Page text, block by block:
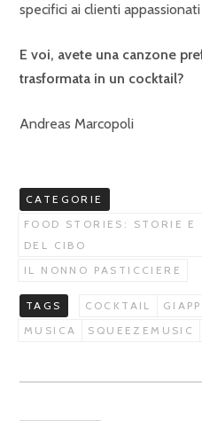
specifici ai clienti
E voi, avete una canzone
trasformata in un cocktail?
Andreas Marcopoli
CATEGORIE
FOOD STORIES: STORIE
DEL CIBO
IL NONNO PASTICCIERE
TAGS COCKTAIL
MUSICA
SQUEEZEMUSIC